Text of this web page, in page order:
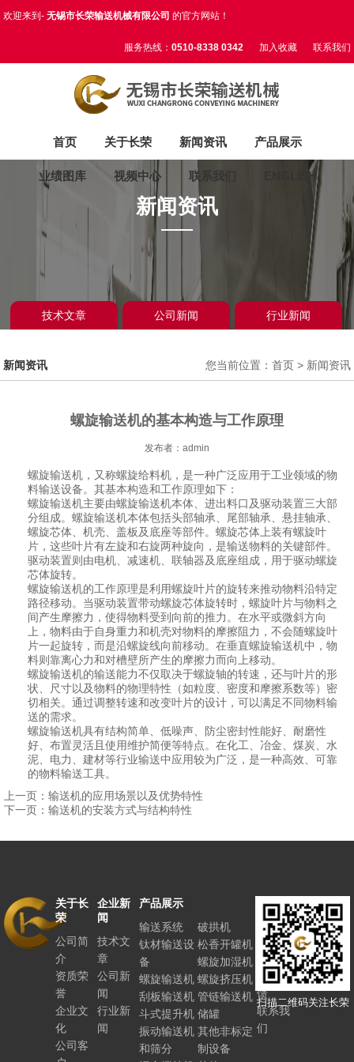
欢迎来到-无锡市长荣输送机械有限公司 的官方网站！
服务热线： 0510-8338 0342 加入收藏 联系我们
首页 关于长荣 新闻资讯 产品展示
业绩图库 视频中心 联系我们 ENGLISH
新闻资讯
技术文章 公司新闻 行业新闻
新闻资讯 您当前位置：首页 > 新闻资讯
螺旋输送机的基本构造与工作原理
发布者：admin
螺旋输送机，又称螺旋给料机，是一种广泛应用于工业领域的物
料输送设备。其基本构造和工作原理如下：
螺旋输送机主要由螺旋输送机本体、进出料口及驱动装置三大部
分组成。螺旋输送机本体包括头部轴承、尾部轴承、悬挂轴承、
螺旋芯体、机壳、盖板及底座等部件。螺旋芯体上装有螺旋叶
片，这些叶片有左旋和右旋两种旋向，是输送物料的关键部件。
驱动装置则由电机、减速机、联轴器及底座组成，用于驱动螺旋
芯体旋转。
螺旋输送机的工作原理是利用螺旋叶片的旋转来推动物料沿特定
路径移动。当驱动装置带动螺旋芯体旋转时，螺旋叶片与物料之
间产生摩擦力，使得物料受到向前的推力。在水平或微斜方向
上，物料由于自身重力和机壳对物料的摩擦阻力，不会随螺旋叶
片一起旋转，而是沿螺旋线向前移动。在垂直螺旋输送机中，物
料则靠离心力和对槽壁所产生的摩擦力而向上移动。
螺旋输送机的输送能力不仅取决于螺旋轴的转速，还与叶片的形
状、尺寸以及物料的物理特性（如粒度、密度和摩擦系数等）密
切相关。通过调整转速和改变叶片的设计，可以满足不同物料输
送的需求。
螺旋输送机具有结构简单、低噪声、防尘密封性能好、耐磨性
好、布置灵活且使用维护简便等特点。在化工、冶金、煤炭、水
泥、电力、建材等行业输送中应用较为广泛，是一种高效、可靠
的物料输送工具。
上一页：输送机的应用场景以及优势特性
下一页：输送机的安装方式与结构特性
关于长
荣
公司简
介
资质荣
誉
企业文
化
公司客
企业新
闻
技术文
章
公司新
闻
行业新
闻
产品展示
输送系统
钛材输送设
备
螺旋输送机
刮板输送机
斗式提升机
振动输送机
和筛分
破拱机
松香开罐机
螺旋加湿机
螺旋挤压机
管链输送机
储罐
其他非标定
制设备
联系长
荣
人力资
源
客户反
馈
联系我
们
扫描二维码关注长荣